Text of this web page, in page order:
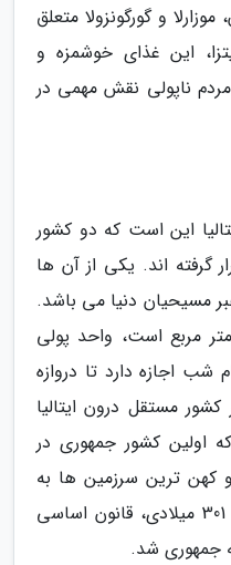
و گورگونزولا متعلق
این غذای خوشمزه و
مردم ناپولی نقش مهمی در
این است که دو کشور
گرفته اند. یکی از آن ها
مسیحیان دنیا می باشد.
مربع است، واحد پولی
شب اجازه دارد تا دروازه
مستقل درون ایتالیا
اولین کشور جمهوری در
کهن ترین سرزمین ها به
حساب آورد. این کشور در سال 301 میلادی، قانون اساسی
جمهوری شد.